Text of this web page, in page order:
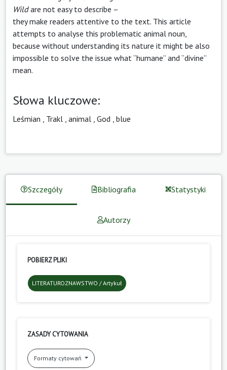
Wildare not easy to describe –
they make readers attentive to the text. This article
attempts to analyse this problematic animal noun,
because without understanding its nature it might be also
impossible to solve the issue what “humane” and “divine”
mean.
Słowa kluczowe:
Leśmian Trakl animal God blue
Szczegóły Bibliografia Statystyki
Autorzy
POBIERZ PLIKI
LITERATUROZNAWSTWO / Artykuł
ZASADY CYTOWANIA
Formaty cytowań